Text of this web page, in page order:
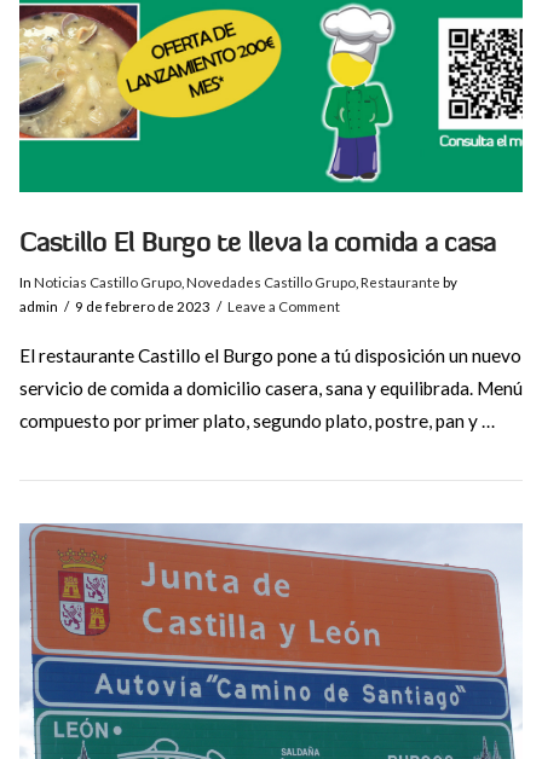
VIEW POST
Castillo El Burgo te lleva la comida a casa
In Noticias Castillo Grupo, Novedades Castillo Grupo, Restaurante by
admin
9 de febrero de 2023 Leave a Comment
El restaurante Castillo el Burgo pone a tú disposición un nuevo
servicio de comida a domicilio casera, sana y equilibrada. Menú
compuesto por primer plato, segundo plato, postre, pan y …